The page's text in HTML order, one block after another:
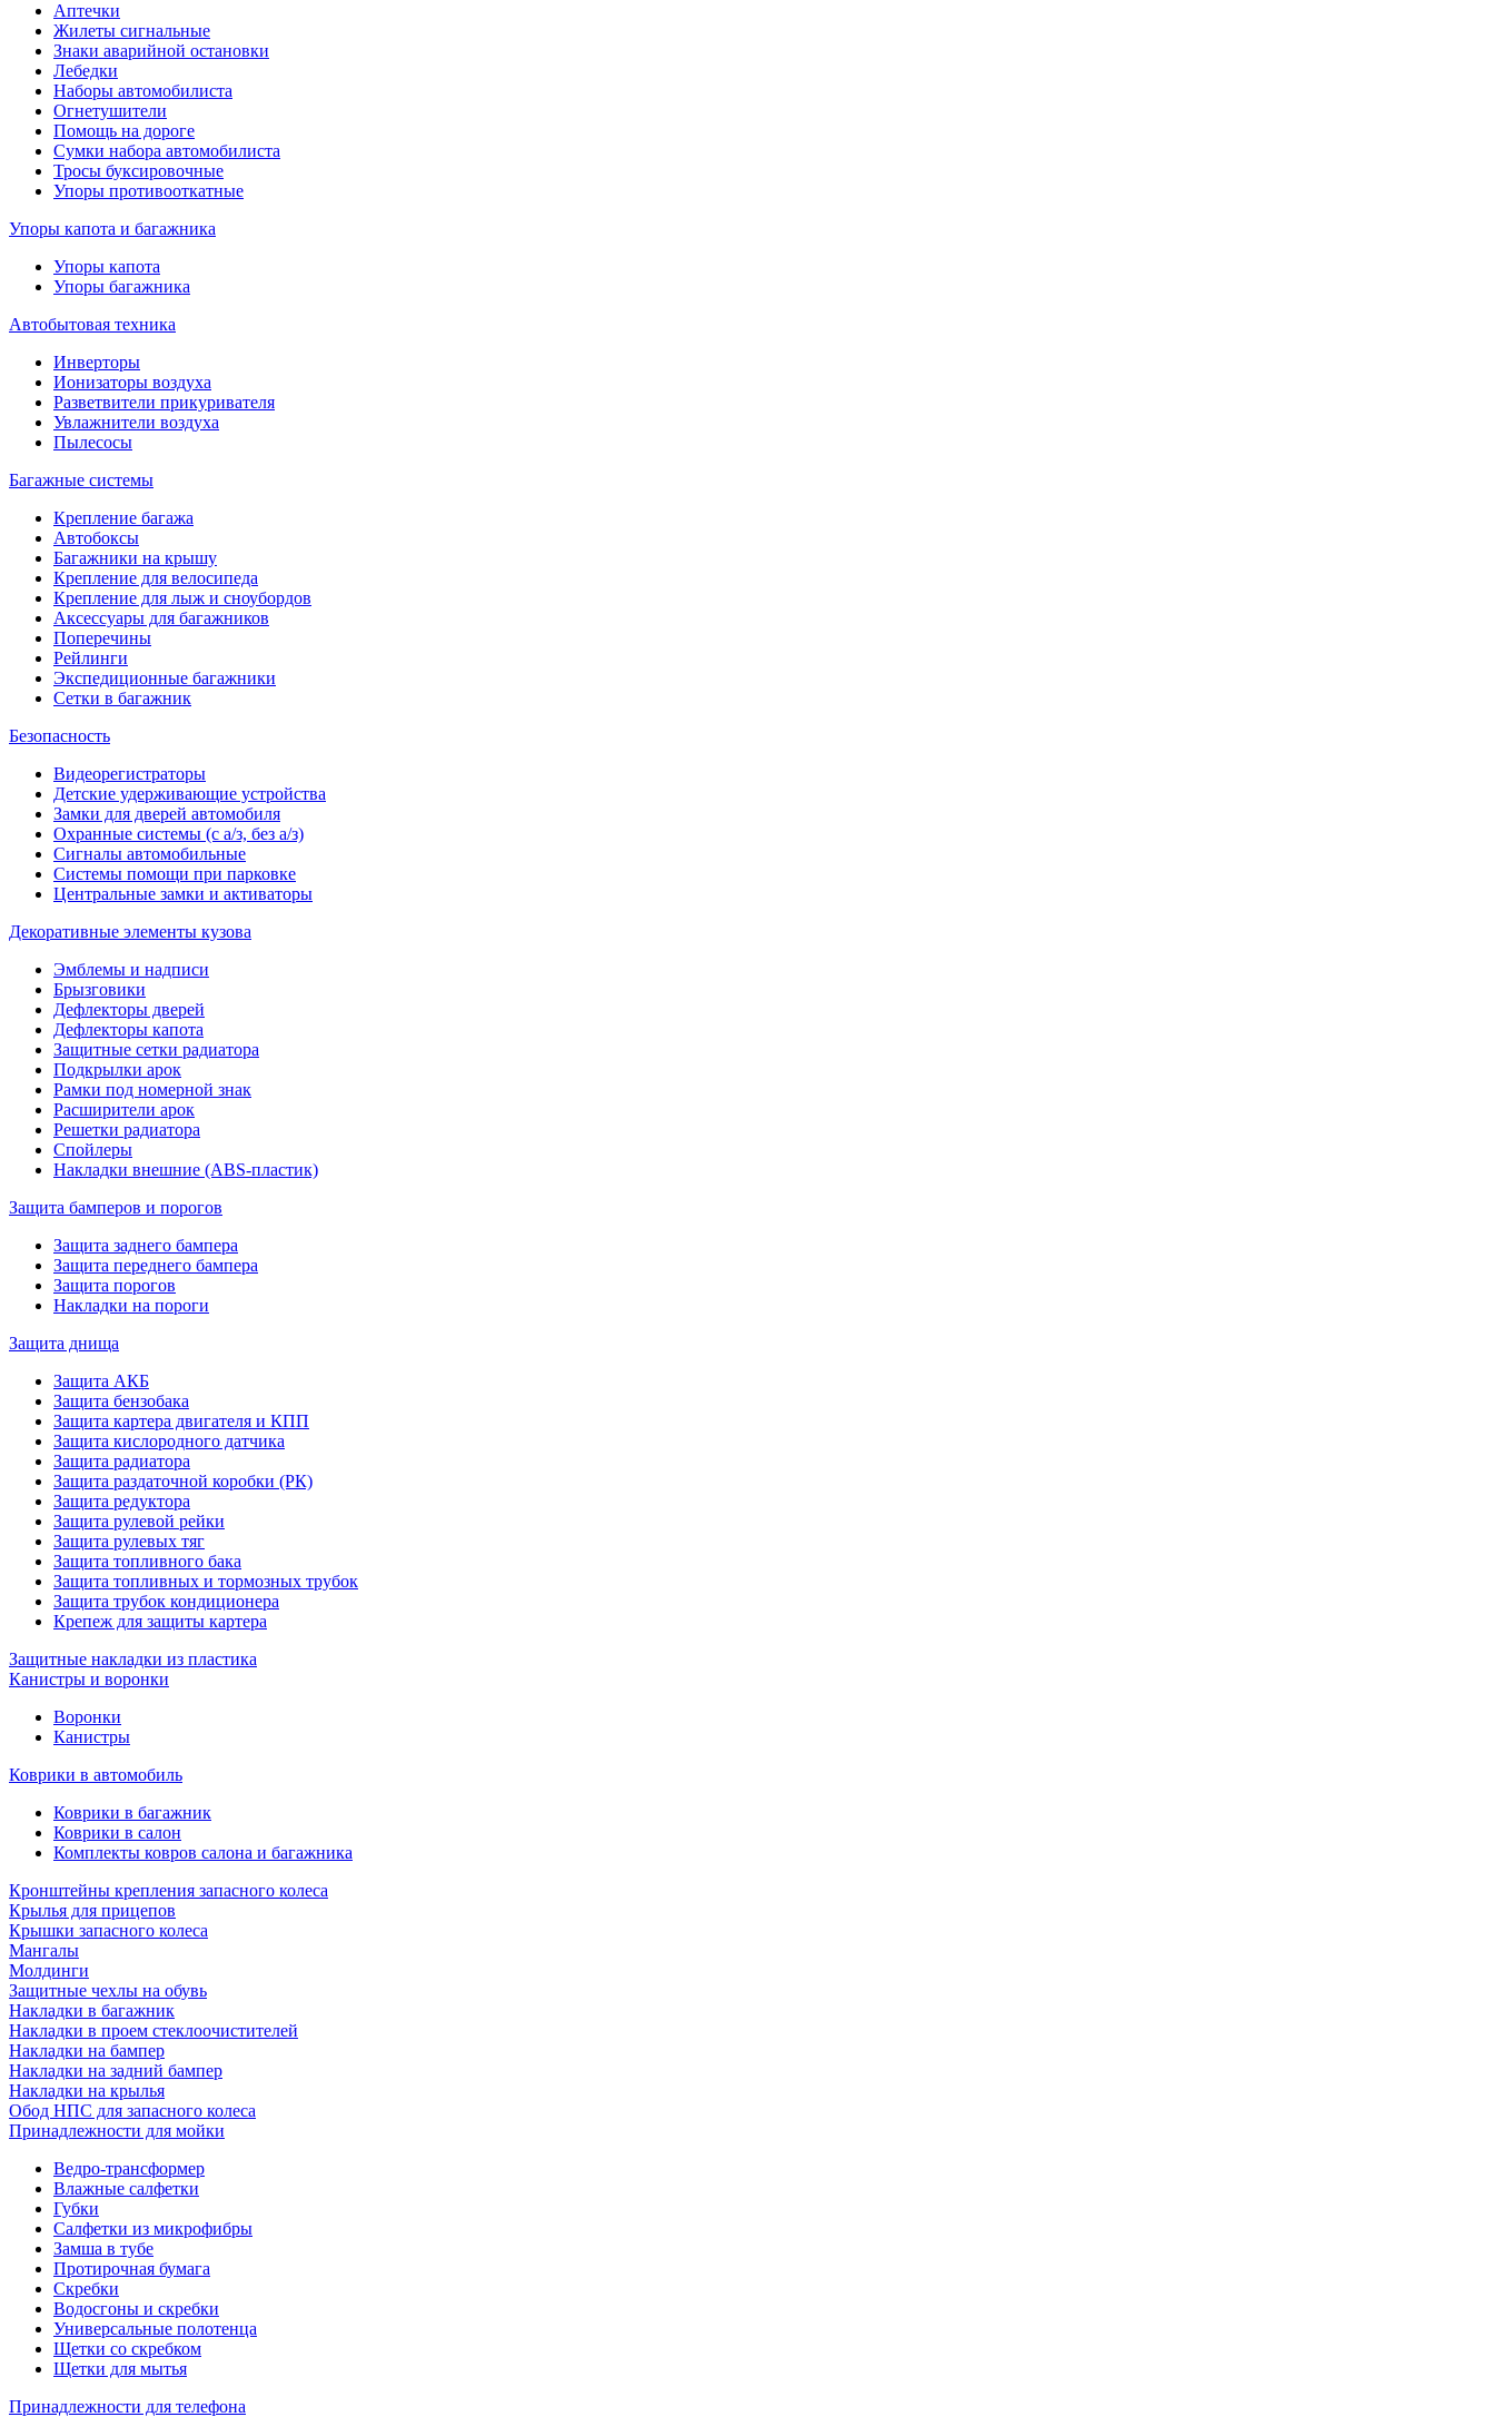
Аптечки
Жилеты сигнальные
Знаки аварийной остановки
Лебедки
Наборы автомобилиста
Огнетушители
Помощь на дороге
Сумки набора автомобилиста
Тросы буксировочные
Упоры противооткатные
Упоры капота и багажника
Упоры капота
Упоры багажника
Автобытовая техника
Инверторы
Ионизаторы воздуха
Разветвители прикуривателя
Увлажнители воздуха
Пылесосы
Багажные системы
Крепление багажа
Автобоксы
Багажники на крышу
Крепление для велосипеда
Крепление для лыж и сноубордов
Аксессуары для багажников
Поперечины
Рейлинги
Экспедиционные багажники
Сетки в багажник
Безопасность
Видеорегистраторы
Детские удерживающие устройства
Замки для дверей автомобиля
Охранные системы (с а/з, без а/з)
Сигналы автомобильные
Системы помощи при парковке
Центральные замки и активаторы
Декоративные элементы кузова
Эмблемы и надписи
Брызговики
Дефлекторы дверей
Дефлекторы капота
Защитные сетки радиатора
Подкрылки арок
Рамки под номерной знак
Расширители арок
Решетки радиатора
Спойлеры
Накладки внешние (ABS-пластик)
Защита бамперов и порогов
Защита заднего бампера
Защита переднего бампера
Защита порогов
Накладки на пороги
Защита днища
Защита АКБ
Защита бензобака
Защита картера двигателя и КПП
Защита кислородного датчика
Защита радиатора
Защита раздаточной коробки (РК)
Защита редуктора
Защита рулевой рейки
Защита рулевых тяг
Защита топливного бака
Защита топливных и тормозных трубок
Защита трубок кондиционера
Крепеж для защиты картера
Защитные накладки из пластика
Канистры и воронки
Воронки
Канистры
Коврики в автомобиль
Коврики в багажник
Коврики в салон
Комплекты ковров салона и багажника
Кронштейны крепления запасного колеса
Крылья для прицепов
Крышки запасного колеса
Мангалы
Молдинги
Защитные чехлы на обувь
Накладки в багажник
Накладки в проем стеклоочистителей
Накладки на бампер
Накладки на задний бампер
Накладки на крылья
Обод НПС для запасного колеса
Принадлежности для мойки
Ведро-трансформер
Влажные салфетки
Губки
Салфетки из микрофибры
Замша в тубе
Протирочная бумага
Скребки
Водосгоны и скребки
Универсальные полотенца
Щетки со скребком
Щетки для мытья
Принадлежности для телефона